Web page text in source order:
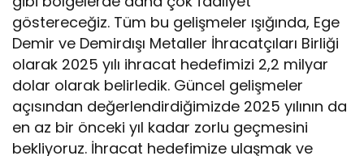
göstereceğiz. Tüm bu gelişmeler ışığında, Ege
Demir ve Demirdışı Metaller İhracatçıları Birliği
olarak 2025 yılı ihracat hedefimizi 2,2 milyar
dolar olarak belirledik. Güncel gelişmeler
açısından değerlendirdiğimizde 2025 yılının da
en az bir önceki yıl kadar zorlu geçmesini
bekliyoruz. İhracat hedefimize ulaşmak ve